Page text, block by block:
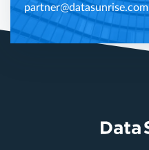
partner@datasunrise.com